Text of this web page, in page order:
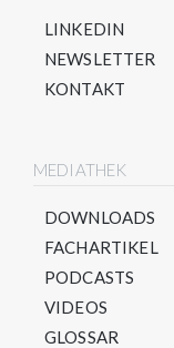
LINKEDIN
NEWSLETTER
KONTAKT
MEDIATHEK
DOWNLOADS
FACHARTIKEL
PODCASTS
VIDEOS
GLOSSAR